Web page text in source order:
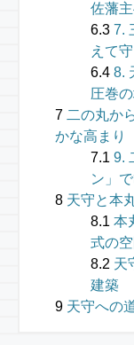
佐藩
7.
えて
8.
圧巻
二の丸か
かな高まり
9.
ン」
天守と本
本
式の
天
建築
天守への